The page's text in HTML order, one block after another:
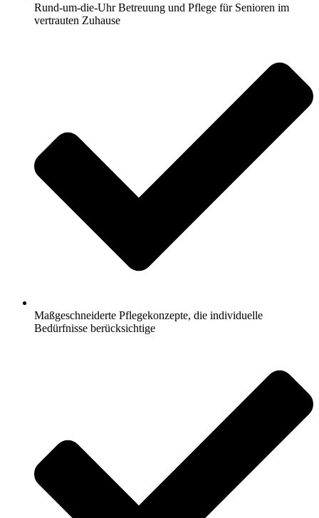
Rund-um-die-Uhr Betreuung und Pflege für Senioren im
vertrauten Zuhause
Maßgeschneiderte Pflegekonzepte, die individuelle
Bedürfnisse berücksichtige